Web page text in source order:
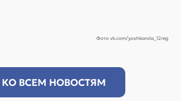
Фото vk.com/yoshkarola_12reg
КО ВСЕМ НОВОСТЯМ